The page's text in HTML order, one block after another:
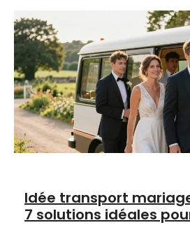
Idée transport
7 solutions idéales